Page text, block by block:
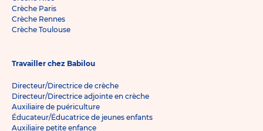
Crèche Paris
Crèche Rennes
Crèche Toulouse
Travailler chez Babilou
Directeur/Directrice de crèche
Directeur/Directrice adjointe en crèche
Auxiliaire de puériculture
Éducateur/Éducatrice de jeunes enfants
Auxiliaire petite enfance